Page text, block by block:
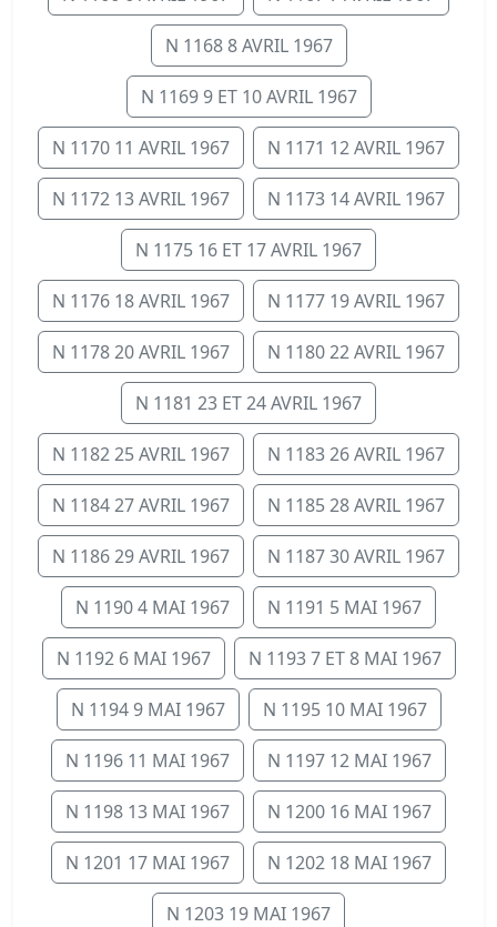
N 1168 8 AVRIL 1967
N 1169 9 ET 10 AVRIL 1967
N 1170 11 AVRIL 1967 N 1171 12 AVRIL 1967
N 1172 13 AVRIL 1967 N 1173 14 AVRIL 1967
N 1175 16 ET 17 AVRIL 1967
N 1176 18 AVRIL 1967 N 1177 19 AVRIL 1967
N 1178 20 AVRIL 1967 N 1180 22 AVRIL 1967
N 1181 23 ET 24 AVRIL 1967
N 1182 25 AVRIL 1967 N 1183 26 AVRIL 1967
N 1184 27 AVRIL 1967 N 1185 28 AVRIL 1967
N 1186 29 AVRIL 1967 N 1187 30 AVRIL 1967
N 1190 4 MAI 1967 N 1191 5 MAI 1967
N 1192 6 MAI 1967 N 1193 7 ET 8 MAI 1967
N 1194 9 MAI 1967 N 1195 10 MAI 1967
N 1196 11 MAI 1967 N 1197 12 MAI 1967
N 1198 13 MAI 1967 N 1200 16 MAI 1967
N 1201 17 MAI 1967 N 1202 18 MAI 1967
N 1203 19 MAI 1967